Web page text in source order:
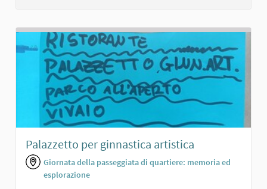
Palazzetto per ginnastica artistica
Giornata della passeggiata di quartiere: memoria ed
esplorazione